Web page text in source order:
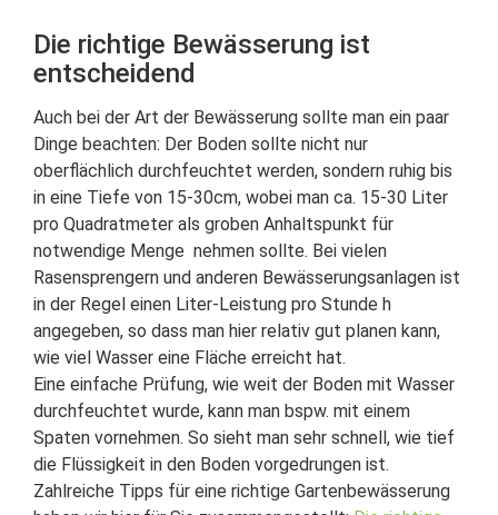
Die richtige Bewässerung ist
entscheidend
Auch bei der Art der Bewässerung sollte man ein paar
Dinge beachten: Der Boden sollte nicht nur
oberflächlich durchfeuchtet werden, sondern ruhig bis
in eine Tiefe von 15-30cm, wobei man ca. 15-30 Liter
pro Quadratmeter als groben Anhaltspunkt für
notwendige Menge nehmen sollte. Bei vielen
Rasensprengern und anderen Bewässerungsanlagen ist
in der Regel einen Liter-Leistung pro Stunde h
angegeben, so dass man hier relativ gut planen kann,
wie viel Wasser eine Fläche erreicht hat.
Eine einfache Prüfung, wie weit der Boden mit Wasser
durchfeuchtet wurde, kann man bspw. mit einem
Spaten vornehmen. So sieht man sehr schnell, wie tief
die Flüssigkeit in den Boden vorgedrungen ist.
Zahlreiche Tipps für eine richtige Gartenbewässerung